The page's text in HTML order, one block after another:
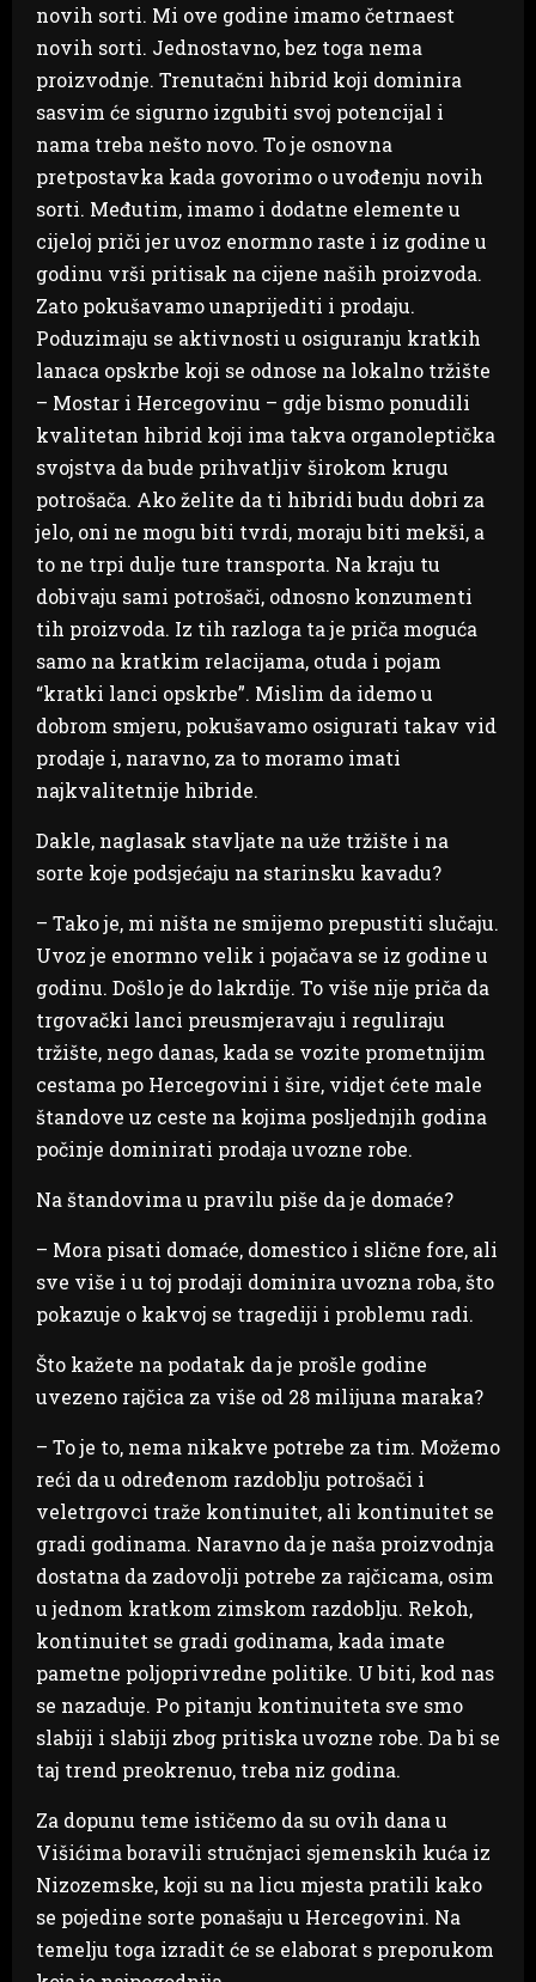
novih sorti. Mi ove godine imamo četrnaest
novih sorti. Jednostavno, bez toga nema
proizvodnje. Trenutačni hibrid koji dominira
sasvim će sigurno izgubiti svoj potencijal i
nama treba nešto novo. To je osnovna
pretpostavka kada govorimo o uvođenju novih
sorti. Međutim, imamo i dodatne elemente u
cijeloj priči jer uvoz enormno raste i iz godine u
godinu vrši pritisak na cijene naših proizvoda.
Zato pokušavamo unaprijediti i prodaju.
Poduzimaju se aktivnosti u osiguranju kratkih
lanaca opskrbe koji se odnose na lokalno tržište
– Mostar i Hercegovinu – gdje bismo ponudili
kvalitetan hibrid koji ima takva organoleptička
svojstva da bude prihvatljiv širokom krugu
potrošača. Ako želite da ti hibridi budu dobri za
jelo, oni ne mogu biti tvrdi, moraju biti mekši, a
to ne trpi dulje ture transporta. Na kraju tu
dobivaju sami potrošači, odnosno konzumenti
tih proizvoda. Iz tih razloga ta je priča moguća
samo na kratkim relacijama, otuda i pojam
“kratki lanci opskrbe”. Mislim da idemo u
dobrom smjeru, pokušavamo osigurati takav vid
prodaje i, naravno, za to moramo imati
najkvalitetnije hibride.
Dakle, naglasak stavljate na uže tržište i na
sorte koje podsjećaju na starinsku kavadu?
– Tako je, mi ništa ne smijemo prepustiti slučaju.
Uvoz je enormno velik i pojačava se iz godine u
godinu. Došlo je do lakrdije. To više nije priča da
trgovački lanci preusmjeravaju i reguliraju
tržište, nego danas, kada se vozite prometnijim
cestama po Hercegovini i šire, vidjet ćete male
štandove uz ceste na kojima posljednjih godina
počinje dominirati prodaja uvozne robe.
Na štandovima u pravilu piše da je domaće?
– Mora pisati domaće, domestico i slične fore, ali
sve više i u toj prodaji dominira uvozna roba, što
pokazuje o kakvoj se tragediji i problemu radi.
Što kažete na podatak da je prošle godine
uvezeno rajčica za više od 28 milijuna maraka?
– To je to, nema nikakve potrebe za tim. Možemo
reći da u određenom razdoblju potrošači i
veletrgovci traže kontinuitet, ali kontinuitet se
gradi godinama. Naravno da je naša proizvodnja
dostatna da zadovolji potrebe za rajčicama, osim
u jednom kratkom zimskom razdoblju. Rekoh,
kontinuitet se gradi godinama, kada imate
pametne poljoprivredne politike. U biti, kod nas
se nazaduje. Po pitanju kontinuiteta sve smo
slabiji i slabiji zbog pritiska uvozne robe. Da bi se
taj trend preokrenuo, treba niz godina.
Za dopunu teme ističemo da su ovih dana u
Višićima boravili stručnjaci sjemenskih kuća iz
Nizozemske, koji su na licu mjesta pratili kako
se pojedine sorte ponašaju u Hercegovini. Na
temelju toga izradit će se elaborat s preporukom